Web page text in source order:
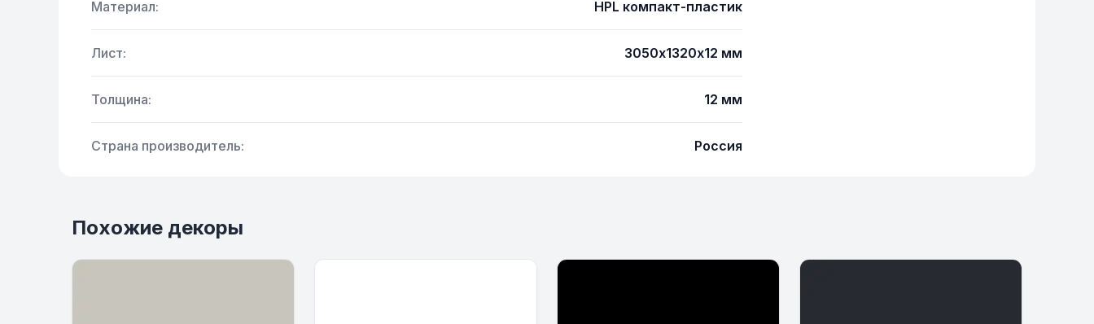
Материал: HPL компакт-пластик
Лист: 3050х1320х12 мм
Толщина: 12 мм
Страна производитель: Россия
Похожие декоры